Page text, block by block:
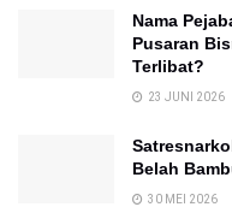
Nama
Pusaran
Terlibat?
23 JUNI 2026
Belah
30 MEI 2026